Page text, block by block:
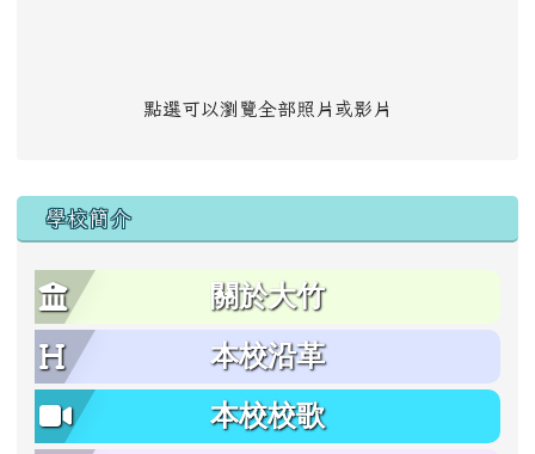
點選可以瀏覽全部照片或影片
學校簡介
關於大竹
本校沿革
本校校歌